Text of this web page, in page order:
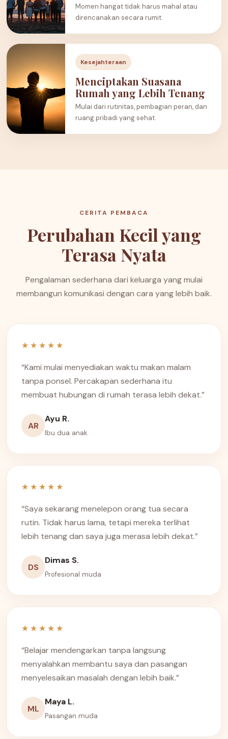
Momen hangat tidak harus mahal atau
direncanakan secara rumit.
Kesejahteraan
Menciptakan Suasana
Rumah yang Lebih Tenang
Mulai dari rutinitas, pembagian peran, dan
ruang pribadi yang sehat.
CERITA PEMBACA
Perubahan Kecil yang
Terasa Nyata
Pengalaman sederhana dari keluarga yang mulai
membangun komunikasi dengan cara yang lebih baik.
★★★★★
“Kami mulai menyediakan waktu makan malam
tanpa ponsel. Percakapan sederhana itu
membuat hubungan di rumah terasa lebih dekat.”
AR
Ayu R.
Ibu dua anak
★★★★★
“Saya sekarang menelepon orang tua secara
rutin. Tidak harus lama, tetapi mereka terlihat
lebih tenang dan saya juga merasa lebih dekat.”
DS
Dimas S.
Profesional muda
★★★★★
“Belajar mendengarkan tanpa langsung
menyalahkan membantu saya dan pasangan
menyelesaikan masalah dengan lebih baik.”
ML
Maya L.
Pasangan muda